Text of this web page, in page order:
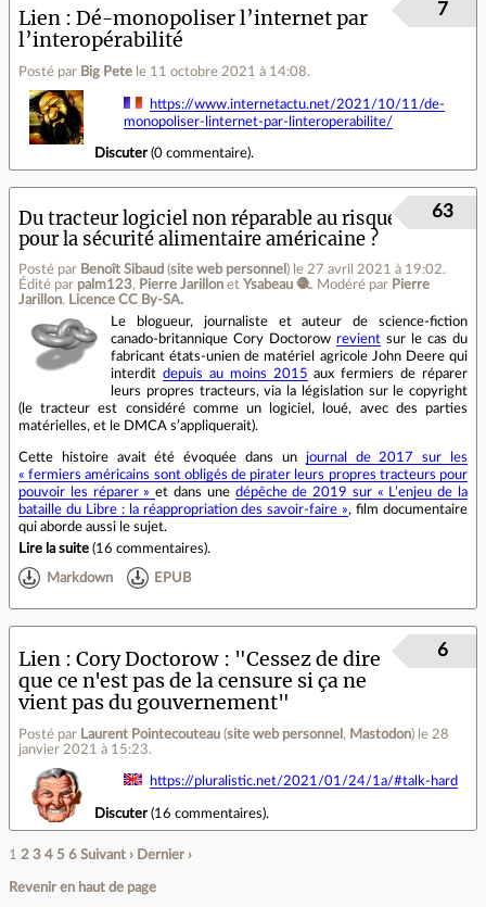
Lien
Dé-monopoliser l’internet par
l’interopérabilité
Posté par Big Pete le 11 octobre 2021 à 14:08.
7
https://www.internetactu.net/2021/10/11/de-
monopoliser-linternet-par-linteroperabilite/
Discuter(0 commentaire).
Du tracteur logiciel non réparable au risque
pour la sécurité alimentaire américaine ?
Posté par Benoît Sibaud (site web personnel ) le 27 avril 2021 à 19:02.
Édité par palm123, Pierre Jarillon et Ysabeau 🧶. Modéré par Pierre
Jarillon. Licence CC By‑SA.
63
Le blogueur, journaliste et auteur de science-fiction
canado-britannique Cory Doctorow revient sur le cas du
fabricant états-unien de matériel agricole John Deere qui
interdit depuis au moins 2015 aux fermiers de réparer
leurs propres tracteurs, via la législation sur le copyright
(le tracteur est considéré comme un logiciel, loué, avec des parties
matérielles, et le DMCA s’appliquerait).
Cette histoire avait été évoquée dans un
journal de 2017 sur les
« fermiers américains sont obligés de pirater leurs propres tracteurs pour
pouvoir les réparer »et dans une dépêche de 2019 sur « L’enjeu de la
bataille du Libre : la réappropriation des savoir‐faire », film documentaire
qui aborde aussi le sujet.
Lire la suite (16 commentaires).
Markdown EPUB
Lien
Cory Doctorow : "Cessez de dire
que ce n'est pas de la censure si ça ne
vient pas du gouvernement"
Posté par Laurent Pointecouteau (site web personnel , Mastodon) le 28
janvier 2021 à 15:23.
6
https://pluralistic.net/2021/01/24/1a/#talk-hard
Discuter(16 commentaires).
1 2 3 4 5 6 Suivant › Dernier ›
Revenir en haut de page